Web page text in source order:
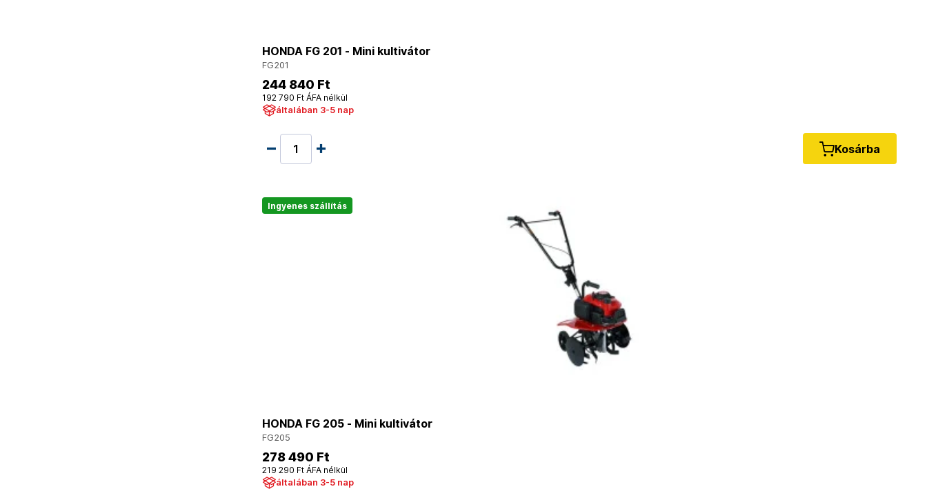
HONDA FG 201 - Mini kultivátor
FG201
244 840 Ft
192 790 Ft ÁFA nélkül
általában 3-5 nap
Kosárba
Ingyenes szállítás
HONDA FG 205 - Mini kultivátor
FG205
278 490 Ft
219 290 Ft ÁFA nélkül
általában 3-5 nap